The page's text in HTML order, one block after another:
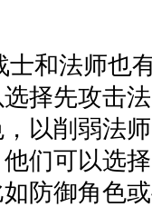
士和法师也
择先攻击
以削弱法
们可以选
如防御角色